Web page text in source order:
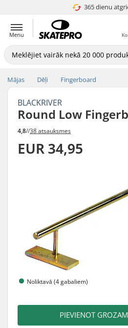
365 dienu4.8 no 5
Menu
Mājas Dēļi Fingerboard
BLACKRIVER
Round Low
4,8//38 atsauksmes
EUR 34,95
Noliktavā (4 gabaliem)
PIEVIENOT GROZAM